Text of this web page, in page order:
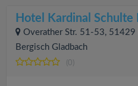
Hotel Kardinal Schulte
Overather Str. 51-53, 51429
Bergisch Gladbach
(0)